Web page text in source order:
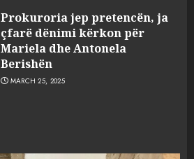
Prokuroria jep pretencën, ja
çfarë dënimi kërkon për
Mariela dhe Antonela
Berishën
MARCH 25, 2025